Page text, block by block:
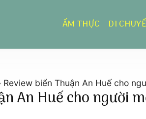
ẨM THỰC DI
Review biển Thuận An Huế cho
An Huế cho người